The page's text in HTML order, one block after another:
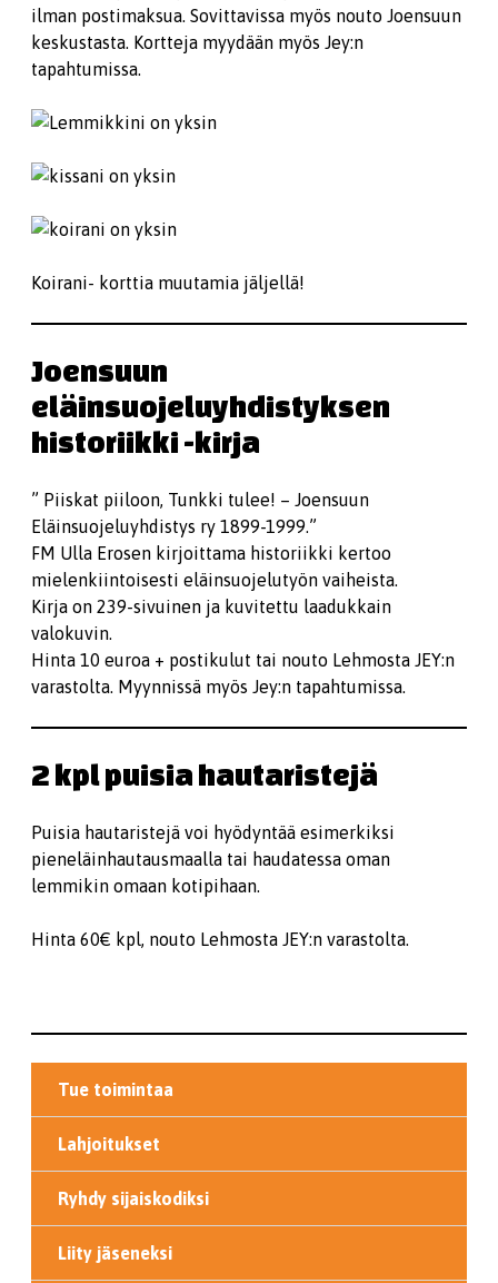
ilman postimaksua. Sovittavissa myös nouto Joensuun
keskustasta. Kortteja myydään myös Jey:n
tapahtumissa.
Koirani- korttia muutamia jäljellä!
Joensuun
eläinsuojeluyhdistyksen
historiikki -kirja
” Piiskat piiloon, Tunkki tulee! – Joensuun
Eläinsuojeluyhdistys ry 1899-1999.”
FM Ulla Erosen kirjoittama historiikki kertoo
mielenkiintoisesti eläinsuojelutyön vaiheista.
Kirja on 239-sivuinen ja kuvitettu laadukkain
valokuvin.
Hinta 10 euroa + postikulut tai nouto Lehmosta JEY:n
varastolta. Myynnissä myös Jey:n tapahtumissa.
2 kpl puisia hautaristejä
Puisia hautaristejä voi hyödyntää esimerkiksi
pieneläinhautausmaalla tai haudatessa oman
lemmikin omaan kotipihaan.
Hinta 60€ kpl, nouto Lehmosta JEY:n varastolta.
Tue toimintaa
Lahjoitukset
Ryhdy sijaiskodiksi
Liity jäseneksi